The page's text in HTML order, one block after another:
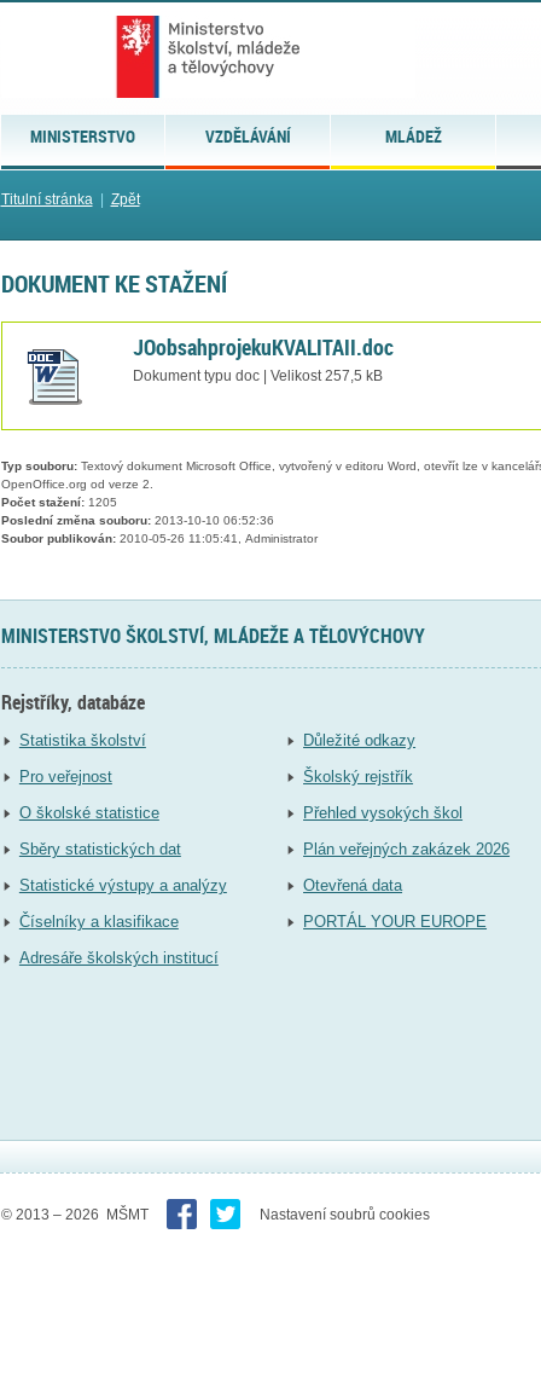
MINISTERSTVO VZDĚLÁVÁNÍ MLÁDEŽ
Titulní stránka| Zpět
DOKUMENT KE STAŽENÍ
JOobsahprojekuKVALITAII.doc
Dokument typu doc | Velikost 257,5 kB
Typ souboru:Textový dokument Microsoft Office, vytvořený v editoru Word, otevřít lze v
OpenOffice.org od verze 2.
Počet stažení:1205
Poslední změna souboru:2013-10-10 06:52:36
Soubor publikován:2010-05-26 11:05:41, Administrator
MINISTERSTVO ŠKOLSTVÍ, MLÁDEŽE A TĚLOVÝCHOVY
Rejstříky, databáze
Statistika školství
Pro veřejnost
O školské statistice
Sběry statistických dat
Statistické výstupy a analýzy
Číselníky a klasifikace
Adresáře školských institucí
Důležité odkazy
Školský rejstřík
Přehled vysokých škol
Plán veřejných zakázek 2026
Otevřená data
PORTÁL YOUR EUROPE
© 2013 – 2026 MŠMT Nastavení soubrů cookies